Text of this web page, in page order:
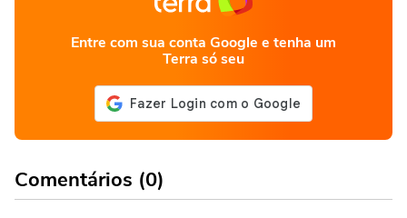
Entre com sua conta Google e tenha um
Terra só seu
Comentários (0)